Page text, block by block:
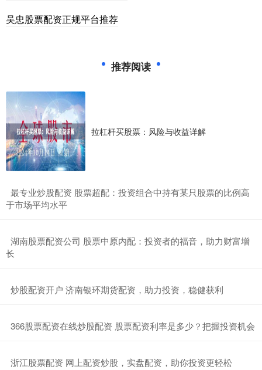
吴忠股票配资正规平台推荐
推荐阅读
拉杠杆买股票：风险与收益详解
​最专业炒股配资 股票超配：投资组合中持有某只股票的比例高
于市场平均水平
​湖南股票配资公司 股票中原内配：投资者的福音，助力财富增
长
​炒股配资开户 济南银环期货配资，助力投资，稳健获利
​366股票配资在线炒股配资 股票配资利率是多少？把握投资机会
​浙江股票配资 网上配资炒股，实盘配资，助你投资更轻松